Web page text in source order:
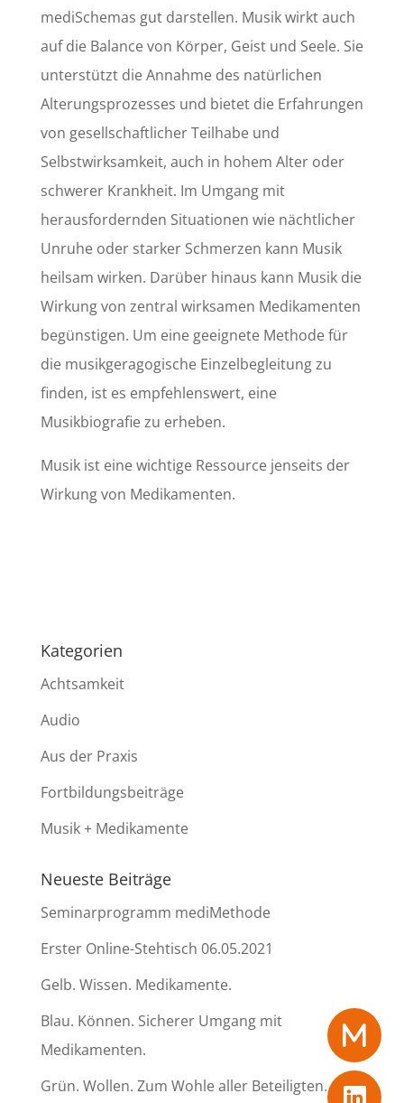
mediSchemas gut darstellen. Musik wirkt auch
auf die Balance von Körper, Geist und Seele. Sie
unterstützt die Annahme des natürlichen
Alterungsprozesses und bietet die Erfahrungen
von gesellschaftlicher Teilhabe und
Selbstwirksamkeit, auch in hohem Alter oder
schwerer Krankheit. Im Umgang mit
herausfordernden Situationen wie nächtlicher
Unruhe oder starker Schmerzen kann Musik
heilsam wirken. Darüber hinaus kann Musik die
Wirkung von zentral wirksamen Medikamenten
begünstigen. Um eine geeignete Methode für
die musikgeragogische Einzelbegleitung zu
finden, ist es empfehlenswert, eine
Musikbiografie zu erheben.
Musik ist eine wichtige Ressource jenseits der
Wirkung von Medikamenten.
Kategorien
Achtsamkeit
Audio
Aus der Praxis
Fortbildungsbeiträge
Musik + Medikamente
Neueste Beiträge
Seminarprogramm mediMethode
Erster Online-Stehtisch 06.05.2021
Gelb. Wissen. Medikamente.
Blau. Können. Sicherer Umgang mit
Medikamenten.
Grün. Wollen. Zum Wohle aller Beteiligten.